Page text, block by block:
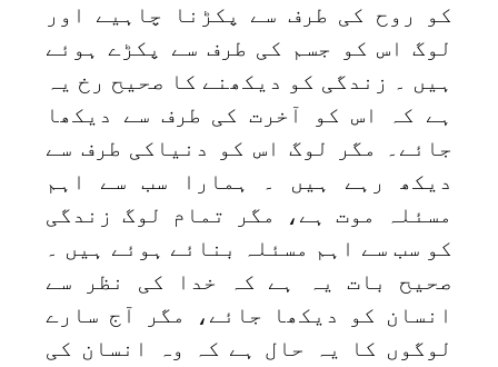
کو روح کی طرف سے پکڑنا چاہیے اور
لوگ اس کو جسم کی طرف سے پکڑے ہوئے
ہیں ۔ زندگی کو دیکھنے کا صحیح رخ یہ
ہے کہ اس کو آخرت کی طرف سے دیکھا
جائے۔ مگر لوگ اس کو دنیاکی طرف سے
دیکھ رہے ہیں ۔ ہمارا سب سے اہم
مسئلہ موت ہے، مگر تمام لوگ زندگی
کو سب سے اہم مسئلہ بنائے ہوئے ہیں ۔
صحیح بات یہ ہے کہ خدا کی نظر سے
انسان کو دیکھا جائے، مگر آج سارے
لوگوں کا یہ حال ہے کہ وہ انسان کی